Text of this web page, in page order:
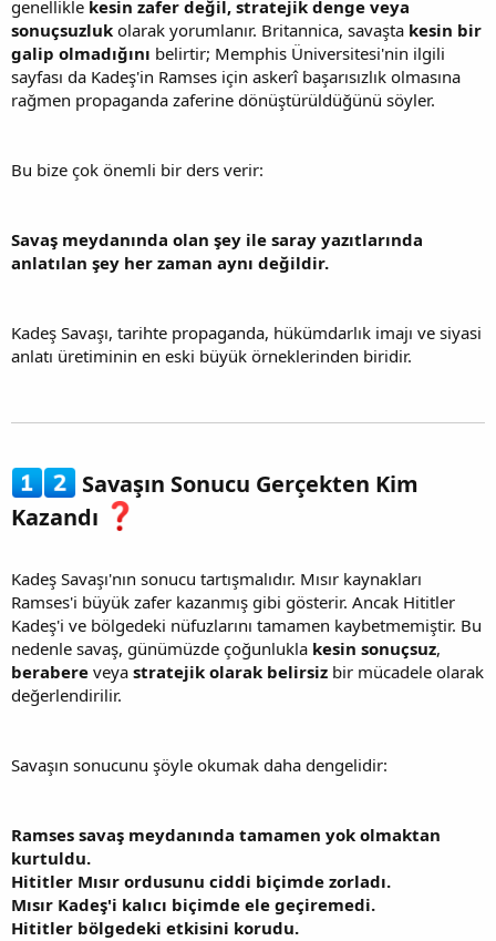
genellikle kesin zafer değil, stratejik denge veya
sonuçsuzluk olarak yorumlanır. Britannica, savaşta kesin bir
galip olmadığını belirtir; Memphis Üniversitesi'nin ilgili
sayfası da Kadeş'in Ramses için askerî başarısızlık olmasına
rağmen propaganda zaferine dönüştürüldüğünü söyler.
Bu bize çok önemli bir ders verir:
Savaş meydanında olan şey ile saray yazıtlarında
anlatılan şey her zaman aynı değildir.
Kadeş Savaşı, tarihte propaganda, hükümdarlık imajı ve siyasi
anlatı üretiminin en eski büyük örneklerinden biridir.
Savaşın Sonucu Gerçekten Kim
Kazandı
Kadeş Savaşı'nın sonucu tartışmalıdır. Mısır kaynakları
Ramses'i büyük zafer kazanmış gibi gösterir. Ancak Hititler
Kadeş'i ve bölgedeki nüfuzlarını tamamen kaybetmemiştir. Bu
nedenle savaş, günümüzde çoğunlukla kesin sonuçsuz,
berabere veya stratejik olarak belirsiz bir mücadele olarak
değerlendirilir.
Savaşın sonucunu şöyle okumak daha dengelidir:
Ramses savaş meydanında tamamen yok olmaktan
kurtuldu.
Hititler Mısır ordusunu ciddi biçimde zorladı.
Mısır Kadeş'i kalıcı biçimde ele geçiremedi.
Hititler bölgedeki etkisini korudu.